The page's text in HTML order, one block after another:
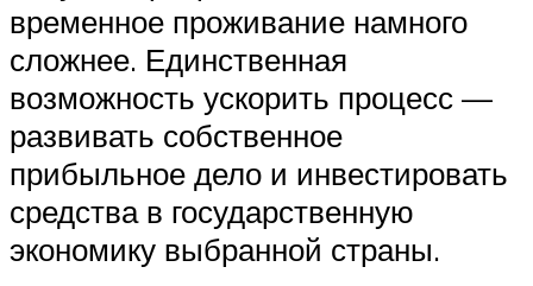
временное проживание намного
сложнее. Единственная
возможность ускорить процесс —
развивать собственное
прибыльное дело и инвестировать
средства в государственную
экономику выбранной страны.